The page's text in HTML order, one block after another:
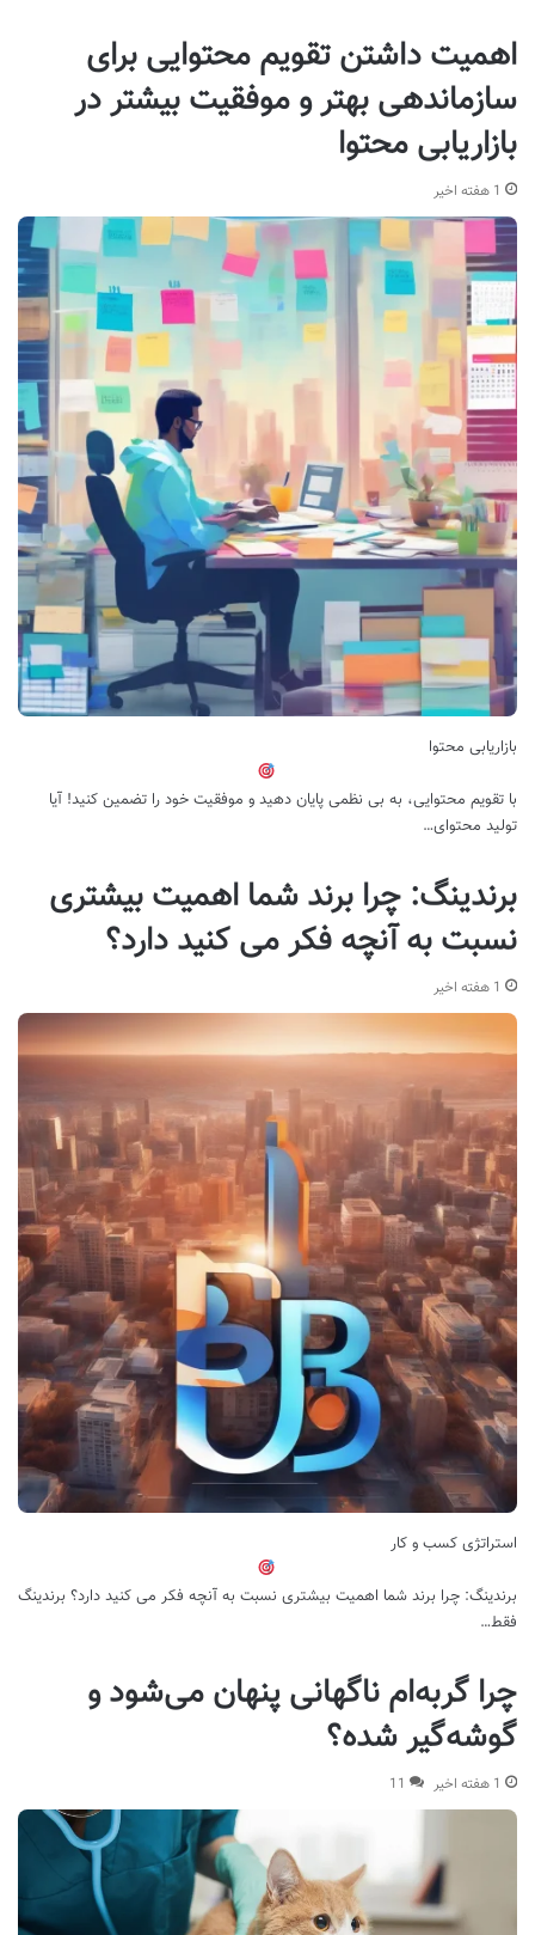
اهمیت داشتن تقویم محتوایی برای
سازماندهی بهتر و موفقیت بیشتر در
بازاریابی محتوا
1 هفته اخیر
بازاریابی محتوا
با تقویم محتوایی، به بی نظمی پایان دهید و موفقیت خود را تضمین کنید! آیا
تولید محتوای…
برندینگ: چرا برند شما اهمیت بیشتری
نسبت به آنچه فکر می کنید دارد؟
1 هفته اخیر
استراتژی کسب و کار
برندینگ: چرا برند شما اهمیت بیشتری نسبت به آنچه فکر می کنید دارد؟ برندینگ
فقط…
چرا گربه‌ام ناگهانی پنهان می‌شود و
گوشه‌گیر شده؟
1 هفته اخیر 11